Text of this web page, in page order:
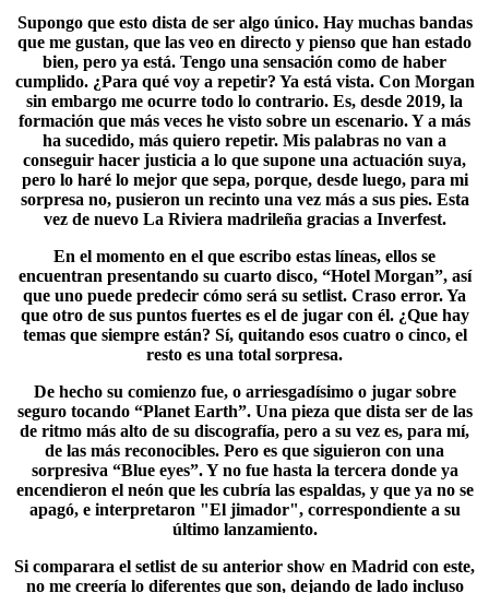
Supongo que esto dista de ser algo único. Hay muchas bandas
que me gustan, que las veo en directo y pienso que han estado
bien, pero ya está. Tengo una sensación como de haber
cumplido. ¿Para qué voy a repetir? Ya está vista. Con Morgan
sin embargo me ocurre todo lo contrario. Es, desde 2019, la
formación que más veces he visto sobre un escenario. Y a más
ha sucedido, más quiero repetir. Mis palabras no van a
conseguir hacer justicia a lo que supone una actuación suya,
pero lo haré lo mejor que sepa, porque, desde luego, para mi
sorpresa no, pusieron un recinto una vez más a sus pies. Esta
vez de nuevo La Riviera madrileña gracias a Inverfest.
En el momento en el que escribo estas líneas, ellos se
encuentran presentando su cuarto disco, “Hotel Morgan”, así
que uno puede predecir cómo será su setlist. Craso error. Ya
que otro de sus puntos fuertes es el de jugar con él. ¿Que hay
temas que siempre están? Sí, quitando esos cuatro o cinco, el
resto es una total sorpresa.
De hecho su comienzo fue, o arriesgadísimo o jugar sobre
seguro tocando “Planet Earth”. Una pieza que dista ser de las
de ritmo más alto de su discografía, pero a su vez es, para mí,
de las más reconocibles. Pero es que siguieron con una
sorpresiva “Blue eyes”. Y no fue hasta la tercera donde ya
encendieron el neón que les cubría las espaldas, y que ya no se
apagó, e interpretaron "El jimador", correspondiente a su
último lanzamiento.
Si comparara el setlist de su anterior show en Madrid con este,
no me creería lo diferentes que son, dejando de lado incluso